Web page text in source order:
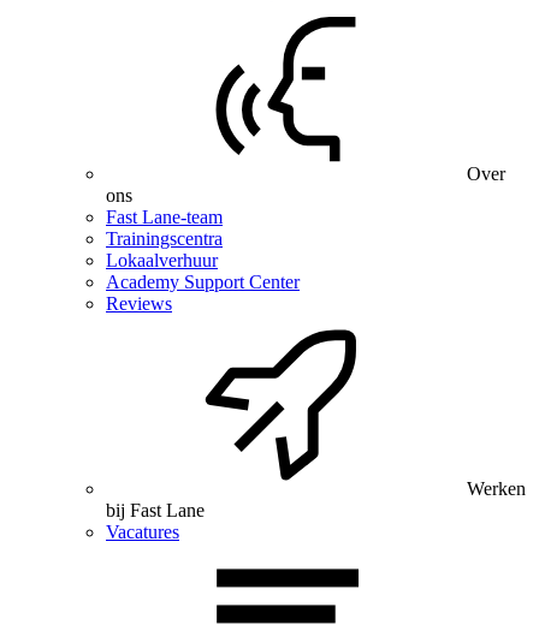
Over
ons
Fast Lane-team
Trainingscentra
Lokaalverhuur
Academy Support Center
Reviews
Werken
bij Fast Lane
Vacatures